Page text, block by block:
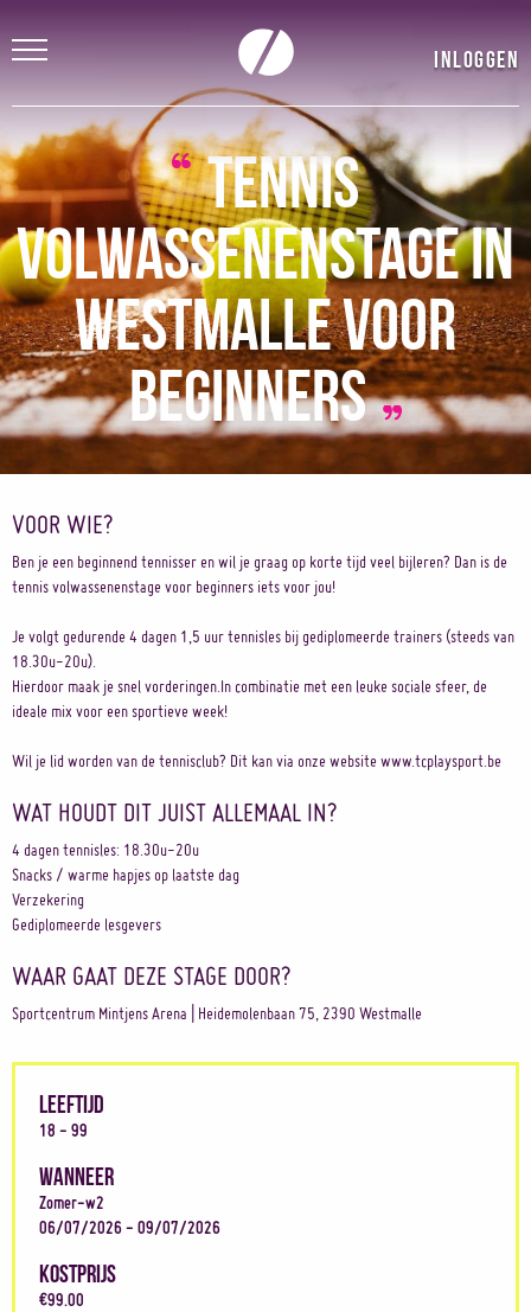
Inloggen
Tennis
Volwassenenstage in
Westmalle voor
beginners
VOOR WIE?
Ben je een beginnend tennisser en wil je graag op korte tijd veel bijleren? Dan is de
tennis volwassenenstage voor beginners iets voor jou!
Je volgt gedurende 4 dagen 1,5 uur tennisles bij gediplomeerde trainers (steeds van
18.30u-20u).
Hierdoor maak je snel vorderingen.In combinatie met een leuke sociale sfeer, de
ideale mix voor een sportieve week!
Wil je lid worden van de tennisclub? Dit kan via onze website www.tcplaysport.be
WAT HOUDT DIT JUIST ALLEMAAL IN?
4 dagen tennisles: 18.30u-20u
Snacks / warme hapjes op laatste dag
Verzekering
Gediplomeerde lesgevers
WAAR GAAT DEZE STAGE DOOR?
Sportcentrum Mintjens Arena | Heidemolenbaan 75, 2390 Westmalle
LEEFTIJD
18 - 99
WANNEER
Zomer-w2
06/07/2026 - 09/07/2026
KOSTPRIJS
€99.00